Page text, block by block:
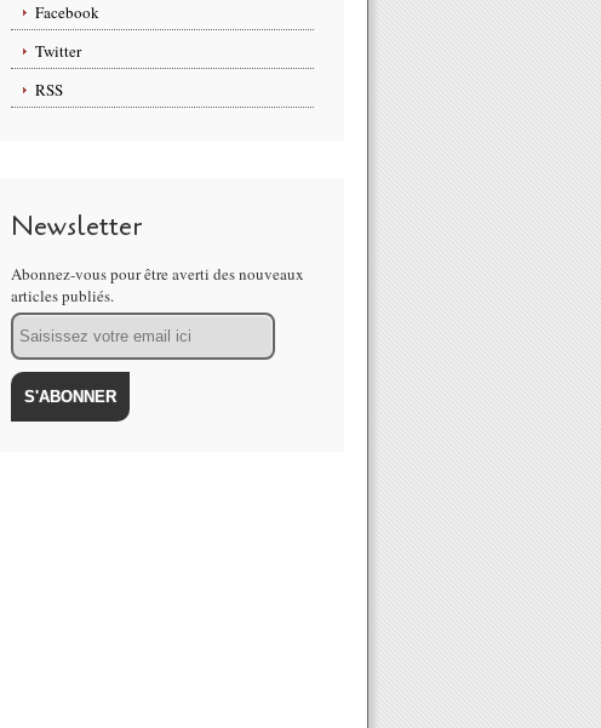
Facebook
Twitter
RSS
Newsletter
Abonnez-vous pour être averti des nouveaux
articles publiés.
Email